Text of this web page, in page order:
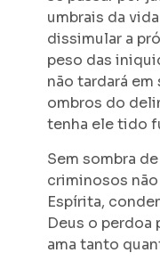
umbrais da
dissimular a
peso das
não tardará
ombros do
tenha ele tido
Sem sombra
criminosos
Espírita,
Deus o perdoa
ama tanto